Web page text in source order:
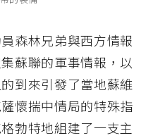
森林兄弟與西方情報
蘇聯的軍事情報，以
到來引發了當地蘇維
懷揣中情局的特殊指
勃特地組建了一支主